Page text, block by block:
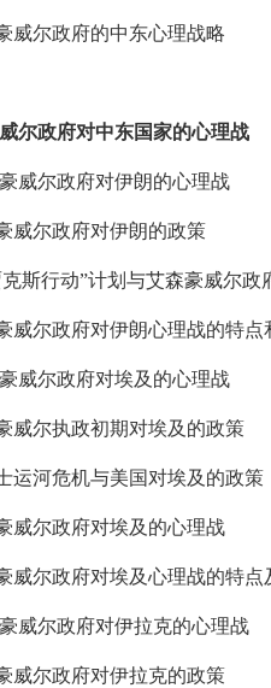
威尔政府的中东心理战略
尔政府对中东国家的心理战
威尔政府对伊朗的心理战
威尔政府对伊朗的政策
克斯行动”计划与艾森豪威尔
威尔政府对伊朗心理战的特点
威尔政府对埃及的心理战
威尔执政初期对埃及的政策
运河危机与美国对埃及的政策
威尔政府对埃及的心理战
威尔政府对埃及心理战的特点
威尔政府对伊拉克的心理战
威尔政府对伊拉克的政策